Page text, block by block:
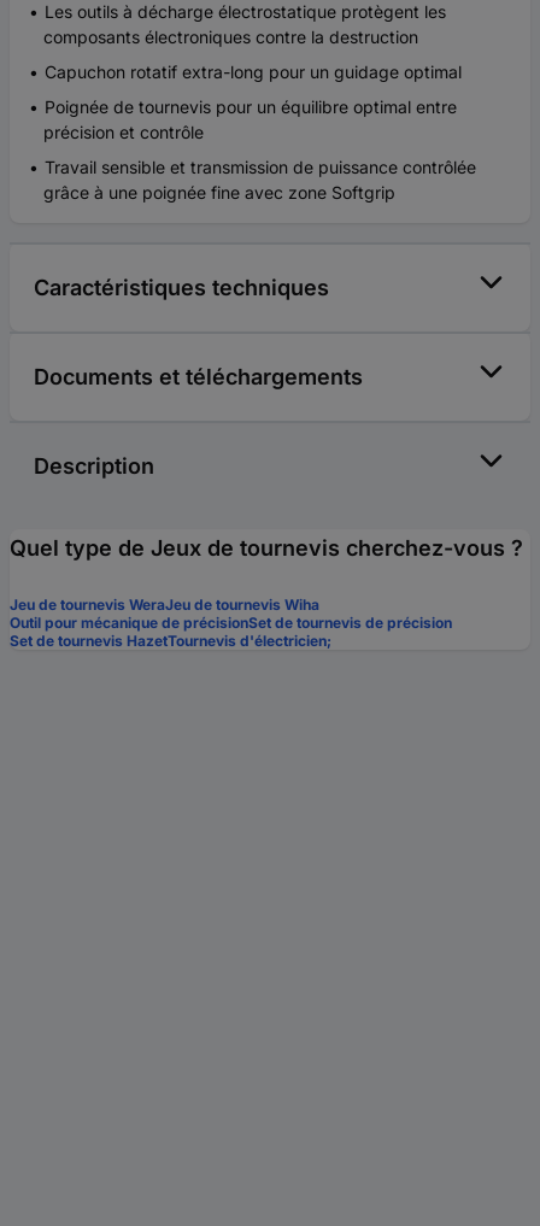
Les outils à décharge électrostatique protègent les
composants électroniques contre la destruction
Capuchon rotatif extra-long pour un guidage optimal
Poignée de tournevis pour un équilibre optimal entre
précision et contrôle
Travail sensible et transmission de puissance contrôlée
grâce à une poignée fine avec zone Softgrip
Caractéristiques techniques
Documents et téléchargements
Description
Quel type de Jeux de tournevis cherchez-vous ?
Jeu de tournevis WeraJeu de tournevis Wiha
Outil pour mécanique de précisionSet de tournevis de précision
Set de tournevis HazetTournevis d'électricien;